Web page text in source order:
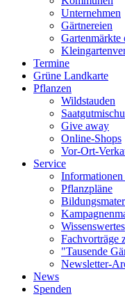
Unternehmen
Gärtnereien
Gartenmärkte
Termine
Grüne Landkarte
Pflanzen
Wildstauden
Give away
Online-Shops
Vor-Ort-
Service
Pflanzpläne
Wissenswertes
Fachvorträge
"Tausende
Newsletter-
News
Spenden